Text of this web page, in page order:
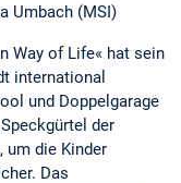
Umbach (MSI)
Way of Life« hat sein
international
und Doppelgarage
der
um die Kinder
Das